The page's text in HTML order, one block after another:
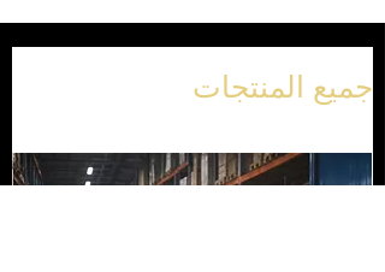
جميع المنتجات